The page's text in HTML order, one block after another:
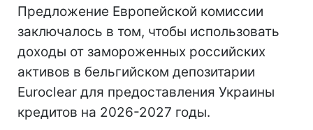
Предложение Европейской комиссии
заключалось в том, чтобы использовать
доходы от замороженных российских
активов в бельгийском депозитарии
Euroclear для предоставления Украины
кредитов на 2026-2027 годы.